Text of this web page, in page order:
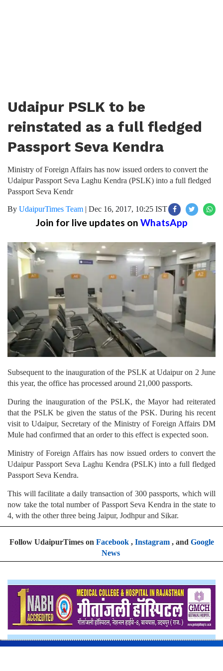
Udaipur PSLK to be
reinstated as a full fledged
Passport Seva Kendra
Ministry of Foreign Affairs has now issued orders to convert the
Udaipur Passport Seva Laghu Kendra (PSLK) into a full fledged
Passport Seva Kendr
By UdaipurTimes Team | Dec 16, 2017, 10:25 IST
Join for live updates on WhatsApp
Subsequent to the inauguration of the PSLK at Udaipur on 2 June
this year, the office has processed around 21,000 passports.
During the inauguration of the PSLK, the Mayor had reiterated
that the PSLK be given the status of the PSK. During his recent
visit to Udaipur, Secretary of the Ministry of Foreign Affairs DM
Mule had confirmed that an order to this effect is expected soon.
Ministry of Foreign Affairs has now issued orders to convert the
Udaipur Passport Seva Laghu Kendra (PSLK) into a full fledged
Passport Seva Kendra.
This will facilitate a daily transaction of 300 passports, which will
now take the total number of Passport Seva Kendra in the state to
4, with the other three being Jaipur, Jodhpur and Sikar.
Follow UdaipurTimes on Facebook, Instagram, and Google
News